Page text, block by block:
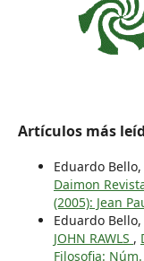
Artículos más
Eduardo Bello,
Daimon
(2005): Jean
Eduardo Bello,
JOHN RAWLS ,
Filosofia: